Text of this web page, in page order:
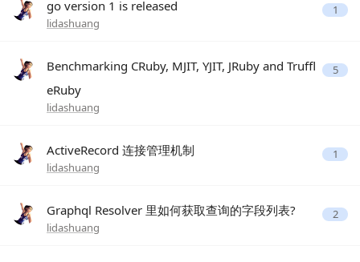
go version 1 is released
lidashuang
1
Benchmarking CRuby, MJIT, YJIT, JRuby and Truffl
eRuby
lidashuang
5
ActiveRecord 连接管理机制
lidashuang
1
Graphql Resolver 里如何获取查询的字段列表?
lidashuang
2